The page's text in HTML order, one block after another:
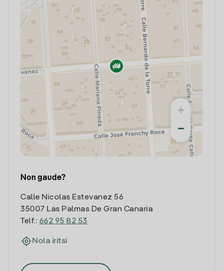
+
−
Non gaude?
Calle Nicolas Estevanez 56
35007 Las Palmas De Gran Canaria
Telf.: 662 95 82 53
Nola iritsi